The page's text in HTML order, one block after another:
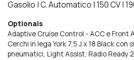
Gasolio |C. Automatico |150 CV|
Optionals
Adaptive Cruise Control - ACC e Front
Cerchi in lega York 7,5 J x 18 Black
pneumatici Light Assist Radio Ready